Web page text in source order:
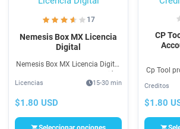
17
Nemesis Box MX Licencia
Digital
Nemesis Box MX Licencia Digital
de celulares con soporte multi
seguro.
Licencias 15-30 min
$1.80 USD
CP
Cp Tool
Unlock
Creditos
$1.80